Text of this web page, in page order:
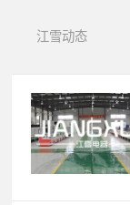
江雪动态